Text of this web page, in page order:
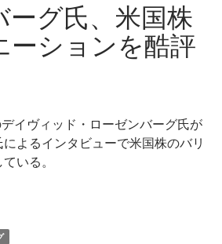
ーグ氏、米国株
ーションを酷評
デイヴィッド・ローゼンバーグ氏が
よるインタビューで米国株のバリ
いる。
ーグ氏、米国株のバリュエーションを